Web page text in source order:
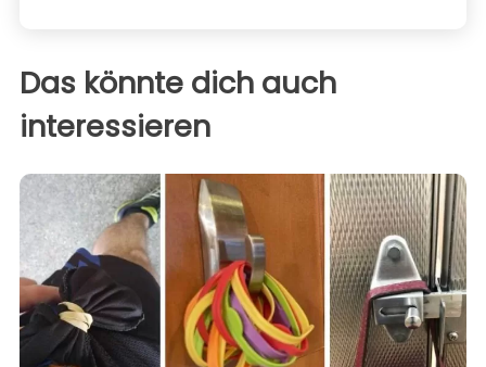
Das könnte dich auch
interessieren